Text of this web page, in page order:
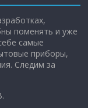
поменять и уже
самые
приборы,
Следим за